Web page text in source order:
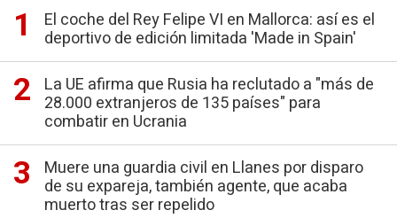
El coche del Rey Felipe VI en Mallorca: así es el
deportivo de edición limitada 'Made in Spain'
La UE afirma que Rusia ha reclutado a "más de
28.000 extranjeros de 135 países" para
combatir en Ucrania
Muere una guardia civil en Llanes por disparo
de su expareja, también agente, que acaba
muerto tras ser repelido